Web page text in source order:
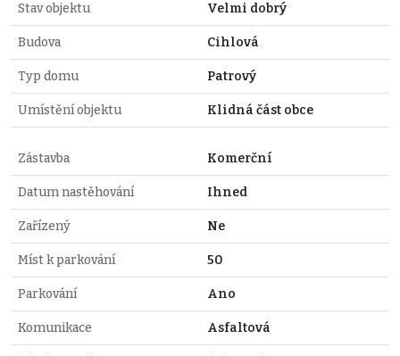
Stav objektu Velmi dobrý
Budova Cihlová
Typ domu Patrový
Umístění objektu Klidná část obce
Zástavba Komerční
Datum nastěhování Ihned
Zařízený Ne
Míst k parkování 50
Parkování Ano
Komunikace Asfaltová